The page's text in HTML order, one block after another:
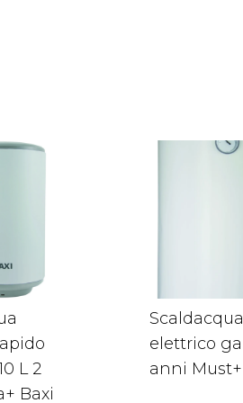
L 2
Baxi
Scaldacqua
elettrico
anni